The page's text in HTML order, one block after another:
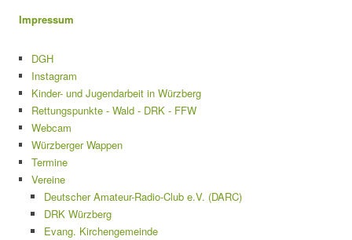
Impressum
DGH
Instagram
Kinder- und Jugendarbeit in Würzberg
Rettungspunkte - Wald - DRK - FFW
Webcam
Würzberger Wappen
Termine
Vereine
Deutscher Amateur-Radio-Club e.V. (DARC)
DRK Würzberg
Evang. Kirchengemeinde